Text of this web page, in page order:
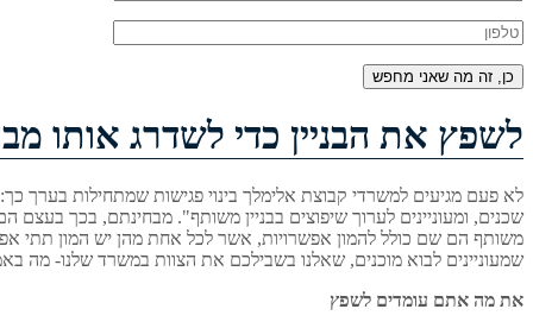
לשפץ את הבניין כדי לשדרג אותו
לא פעם מגיעים למשרדי קבוצת אלימלך בינוי פגישות שמתחילות בערך
שכנים, ומעוניינים לערוך שיפוצים בבניין משותף". מבחינתם, בכך
משותף הם שם כולל להמון אפשרויות, אשר לכל אחת מהן יש המון תתי
שמעוניינים לבוא מוכנים, שאלנו בשבילכם את הצוות במשרד שלנו- מה
את מה אתם עומדים לשפץ